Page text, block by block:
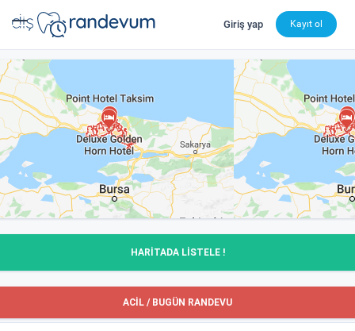
dishekimleri.net - Diş Hekimi Bul, Yorumları İncele ve
Giriş yap Kayıt ol
HARİTADA LİSTELE !
ACİL / BUGÜN RANDEVU